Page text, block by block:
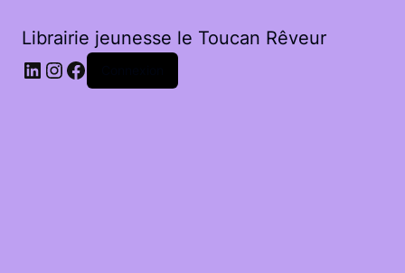
Librairie jeunesse le Toucan Rêveur
LinkedIn
Instagram
Facebook